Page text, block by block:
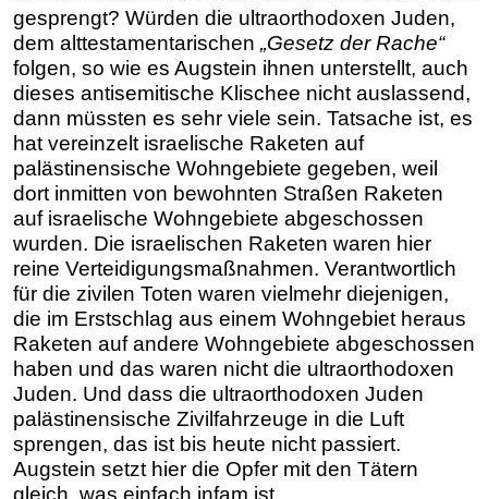
gesprengt? Würden die ultraorthodoxen Juden,
dem alttestamentarischen „Gesetz der Rache“
folgen, so wie es Augstein ihnen unterstellt, auch
dieses antisemitische Klischee nicht auslassend,
dann müssten es sehr viele sein. Tatsache ist, es
hat vereinzelt israelische Raketen auf
palästinensische Wohngebiete gegeben, weil
dort inmitten von bewohnten Straßen Raketen
auf israelische Wohngebiete abgeschossen
wurden. Die israelischen Raketen waren hier
reine Verteidigungsmaßnahmen. Verantwortlich
für die zivilen Toten waren vielmehr diejenigen,
die im Erstschlag aus einem Wohngebiet heraus
Raketen auf andere Wohngebiete abgeschossen
haben und das waren nicht die ultraorthodoxen
Juden. Und dass die ultraorthodoxen Juden
palästinensische Zivilfahrzeuge in die Luft
sprengen, das ist bis heute nicht passiert.
Augstein setzt hier die Opfer mit den Tätern
gleich, was einfach infam ist.